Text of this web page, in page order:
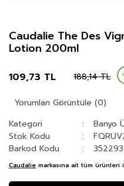
Caudalie The Des
Lotion 200ml
109,73 TL 188,14 TL
Yorumları Görüntüle (0)
Kategori
Banyo
Stok Kodu
Barkod Kodu
Caudalie markasına ait tüm ürünleri